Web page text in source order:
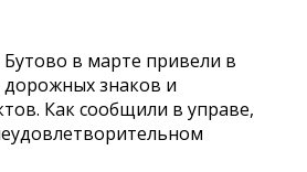
в марте привели в
дорожных знаков и
Как сообщили в управе,